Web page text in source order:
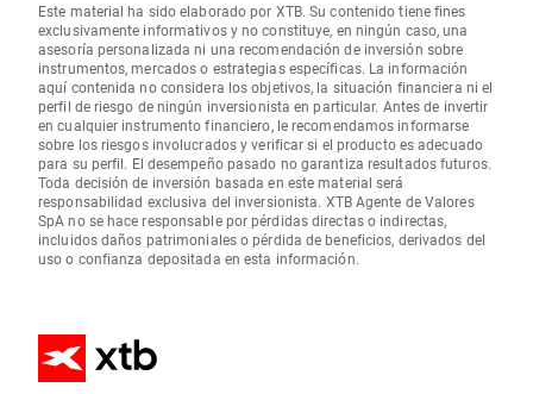
Este material ha sido elaborado por XTB. Su contenido tiene fines
exclusivamente informativos y no constituye, en ningún caso, una
asesoría personalizada ni una recomendación de inversión sobre
instrumentos, mercados o estrategias específicas. La información
aquí contenida no considera los objetivos, la situación financiera ni el
perfil de riesgo de ningún inversionista en particular. Antes de invertir
en cualquier instrumento financiero, le recomendamos informarse
sobre los riesgos involucrados y verificar si el producto es adecuado
para su perfil. El desempeño pasado no garantiza resultados futuros.
Toda decisión de inversión basada en este material será
responsabilidad exclusiva del inversionista. XTB Agente de Valores
SpA no se hace responsable por pérdidas directas o indirectas,
incluidos daños patrimoniales o pérdida de beneficios, derivados del
uso o confianza depositada en esta información.